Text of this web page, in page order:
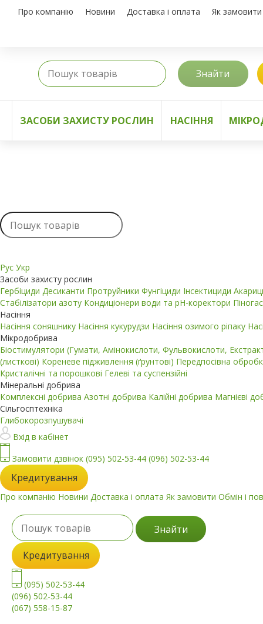
Про компанію Новини Доставка і оплата Як замовити
Знайти
ЗАСОБИ ЗАХИСТУ РОСЛИН НАСІННЯ
Рус Укр
Засоби захисту рослин
Гербіциди Десиканти Протруйники Фунгіциди Інсектициди
Стабілізатори азоту Кондиціонери води та pH-коректори
Насіння
Насіння соняшнику Насіння кукурудзи Насіння озимого ріпаку
Мікродобрива
Біостимулятори (Гумати, Амінокислоти, Фульвокислоти,
(листкові) Кореневе підживлення (ґрунтові) Передпосівна
Кристалічні та порошкові Гелеві та суспензійні
Мінеральні добрива
Комплексні добрива Азотні добрива Калійні добрива Магнієві
Сільгосптехніка
Глибокорозпушувачі
Вхід в кабінет
Замовити дзвінок (095) 502-53-44 (096) 502-53-44
Кредитування
Про компанію Новини Доставка і оплата Як замовити Обмін і
Знайти
Кредитування
(095) 502-53-44
(096) 502-53-44
(067) 558-15-87